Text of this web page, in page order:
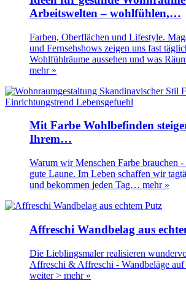
Arbeitswelten – wohlfühlen,…
Farben, Oberflächen und Lifestyle.
und Fernsehshows zeigen uns fast
Wohlfühlräume aussehen und was
mehr »
Mit Farbe Wohlbefinden
Ihrem…
Warum wir Menschen Farbe brauchen
gute Laune. Im Leben schaffen wir
und bekommen jeden Tag… mehr »
Affreschi Wandbelag aus
Die Lieblingsmaler realisieren
Affreschi & Affreschi - Wandbeläge auf
weiter > mehr »